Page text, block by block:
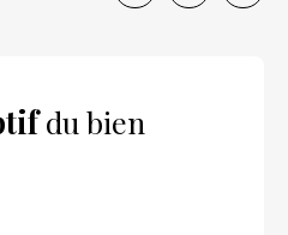
du bien